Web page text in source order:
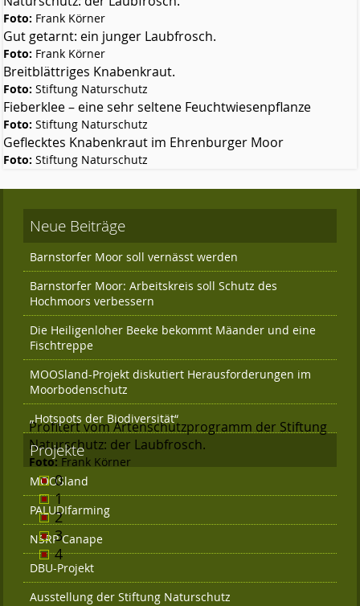
Profitert vom Artenschutzprogramm der Stiftung
Naturschutz: der Laubfrosch.
Foto: Frank Körner
0
1
2
3
4
Foto: Frank Körner
Gut getarnt: ein junger Laubfrosch.
Foto: Frank Körner
Breitblättriges Knabenkraut.
Foto:Stiftung Naturschutz
Fieberklee – eine sehr seltene Feuchtwiesenpflanze
Foto:Stiftung Naturschutz
Geflecktes Knabenkraut im Ehrenburger Moor
Foto:Stiftung Naturschutz
Neue Beiträge
Barnstorfer Moor soll vernässt werden
Barnstorfer Moor: Arbeitskreis soll Schutz des
Hochmoors verbessern
Die Heiligenloher Beeke bekommt Mäander und eine
Fischtreppe
MOOSland-Projekt diskutiert Herausforderungen im
Moorbodenschutz
„Hotspots der Biodiversität“
Projekte
MOOSland
PALUDIfarming
NSRP Canape
DBU-Projekt
Ausstellung der Stiftung Naturschutz